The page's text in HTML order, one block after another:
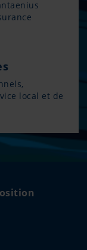
local et de